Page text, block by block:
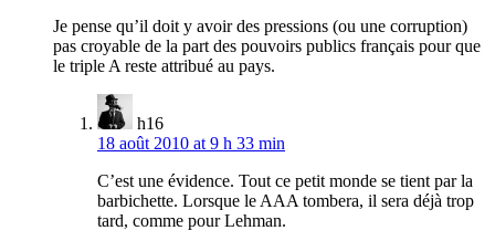
Je pense qu’il doit y avoir des pressions (ou une corruption)
pas croyable de la part des pouvoirs publics français pour que
le triple A reste attribué au pays.
h16
18 août 2010 at 9 h 33 min
C’est une évidence. Tout ce petit monde se tient par la
barbichette. Lorsque le AAA tombera, il sera déjà trop
tard, comme pour Lehman.